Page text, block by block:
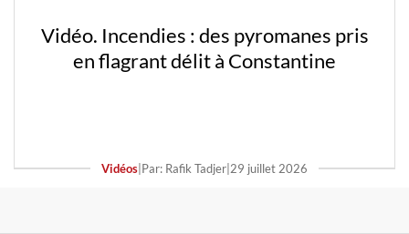
Vidéo. Incendies : des pyromanes pris
en flagrant délit à Constantine
Vidéos Par: Rafik Tadjer 29 juillet 2026